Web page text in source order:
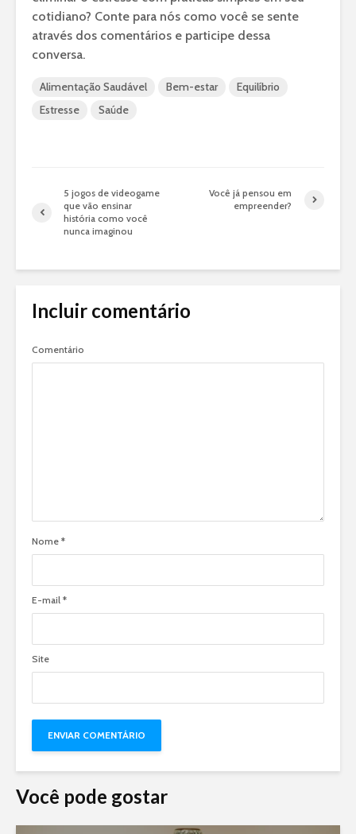
cotidiano? Conte para nós como você se sente
através dos comentários e participe dessa
conversa.
Alimentação Saudável Bem-estar
Equilíbrio
Estresse
Saúde
5 jogos de videogame
que vão ensinar
história como você
nunca imaginou
Você já pensou em
empreender?
Incluir comentário
Comentário
Nome *
E-mail *
Site
Você pode gostar